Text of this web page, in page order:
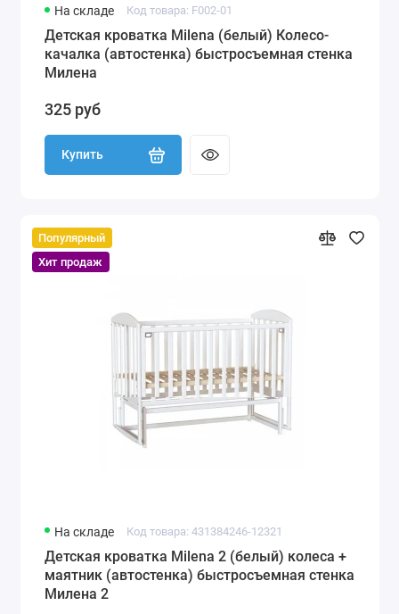
На складе Код товара: F002-01
Детская кроватка Milena (белый) Колесо-
качалка (автостенка) быстросъемная стенка
Милена
325 руб
Купить
Популярный
Хит продаж
На складе Код товара: 431384246-12321
Детская кроватка Milena 2 (белый) колеса +
маятник (автостенка) быстросъемная стенка
Милена 2